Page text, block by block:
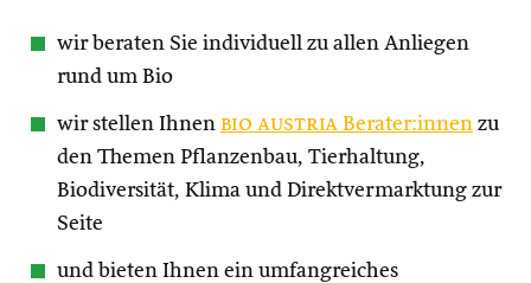
wir beraten Sie individuell zu allen Anliegen
rund um Bio
wir stellen Ihnen bio austria Berater:innen zu
den Themen Pflanzenbau, Tierhaltung,
Biodiversität, Klima und Direktvermarktung zur
Seite
und bieten Ihnen ein umfangreiches